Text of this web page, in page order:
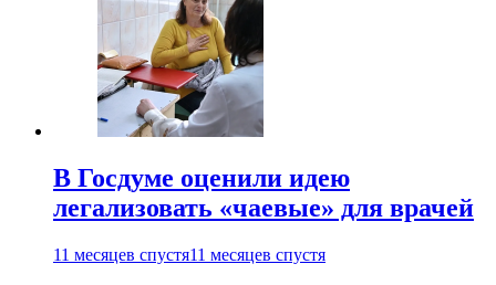
В Госдуме оценили идею
легализовать «чаевые» для врачей
11 месяцев спустя11 месяцев спустя